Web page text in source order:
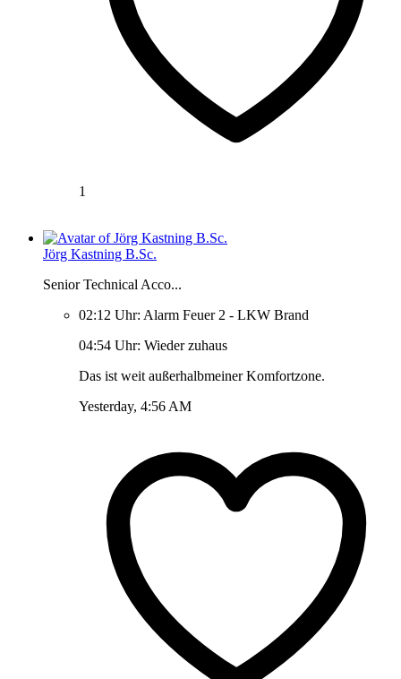
1
Jörg Kastning B.Sc.
Senior Technical Acco...
02:12 Uhr: Alarm Feuer 2 - LKW Brand
04:54 Uhr: Wieder zuhaus
Das ist weit außerhalbmeiner Komfortzone.
Yesterday, 4:56 AM